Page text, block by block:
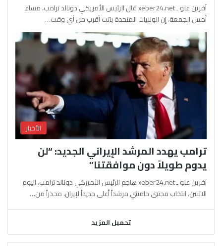
آفرين علو ـ xeber24.net قال الرئيس الأمريكي دونالد ترامب، مساء
أمس الجمعة، إن الولايات المتحدة باتت أقرب من أي وقت…
الأخبار
ترامب يهدد المرشد الإيراني الجديد: “لن
يدوم طويلاً دون موافقتنا”
آفرين علو ـ xeber24.net هاجم الرئيس الأميركي دونالد ترامب، اليوم
الاثنين، انتخاب مجتبى خامنئي مرشداً أعلى جديداً لإيران، محذراً من…
تحميل المزيد